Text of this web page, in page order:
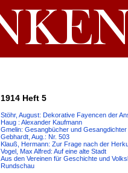
1914 Heft 5
Stöhr, August: Dekorative Fayencen der
Haug : Alexander Kaufmann
Gmelin: Gesangbücher und
Gebhardt, Aug.: Nr. 503
Klauß, Hermann: Zur Frage nach der
Vogel, Max Alfred: Auf eine alte Stadt
Aus den Vereinen für Geschichte und
Rundschau